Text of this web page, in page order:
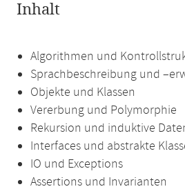
Inhalt
Algorithmen und
Sprachbeschreibung und
Objekte und Klassen
Vererbung und Polymorphie
Rekursion und induktive
Interfaces und abstrakte
IO und Exceptions
Assertions und Invarianten